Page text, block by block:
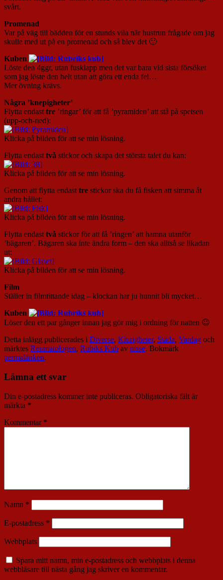
svårt.
Promenad
Var på väg till bädden för en stunds vila när hustrun frågade om jag
skulle med ut på en promenad och så blev det 🙂
Kuben
Löste den 4ggr, utan fusklapp men det var bara vid sista försöket
som jag löste den helt utan att göra ett enda fel…
Mer övning krävs.
Några ’knepigheter’
Flytta endasttre ’ringar’ för att få ’pyramiden’ att stå på spetsen
(upp-och-ned):
Klicka på bilden för att se min lösning.
Flytta endasttvå stickor och skapa det största talet du kan:
Klicka på bilden för att se min lösning.
Genom att flytta endasttre stickor ska du få fisken att simma åt
andra hållet:
Klicka på bilden för att se min lösning.
Flytta endasttvå stickor för att få ’ringen’ att hamna utanför
’bägaren’. Bägaren ska inte ändra form – den ska alltså se likadan
ut:
Klicka på bilden för att se min lösning.
Film
Ställer in filmtittande idag – klockan har ju hunnit bli mycket…
Kuben
Löser den ett par gånger innan jag gör mig i ordning för natten 😉
Detta inlägg publicerades i Diverse, Klurigheter, Städa, Vardag och
märktes Reumatologen, Rubiks Kub av nisse. Bokmärk
permalänken.
Lämna ett svar
Din e-postadress kommer inte publiceras. Obligatoriska fält är
märkta *
Kommentar *
Namn *
E-postadress *
Webbplats
Spara mitt namn, min e-postadress och webbplats i denna
webbläsare till nästa gång jag skriver en kommentar.